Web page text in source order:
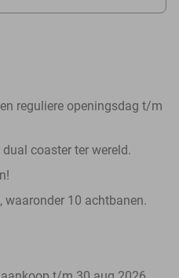
reguliere openingsdag t/m
coaster ter wereld.
10 achtbanen.